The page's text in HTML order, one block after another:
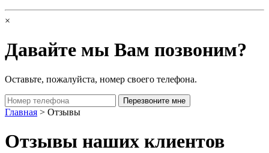
×
Давайте мы Вам позвоним?
Оставьте, пожалуйста, номер своего телефона.
Главная > Отзывы
Отзывы наших клиентов